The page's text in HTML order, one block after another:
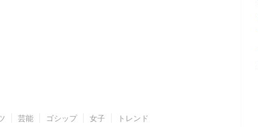
芸能 ゴシップ 女子 トレンド